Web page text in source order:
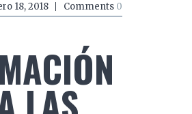
18, 2018 Comments 0